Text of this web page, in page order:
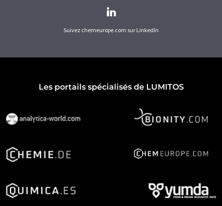
Suivez chemeurope.com sur LinkedIn
Les portails spécialisés de LUMITOS